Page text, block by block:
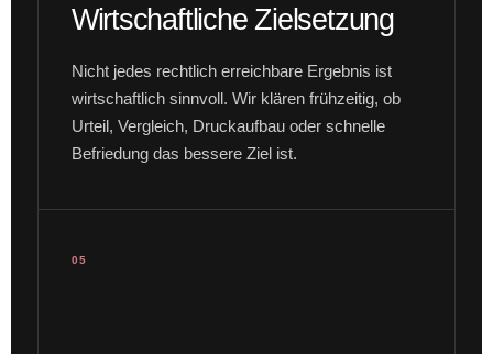
Wirtschaftliche Zielsetzung
Nicht jedes rechtlich erreichbare Ergebnis ist
wirtschaftlich sinnvoll. Wir klären frühzeitig, ob
Urteil, Vergleich, Druckaufbau oder schnelle
Befriedung das bessere Ziel ist.
05